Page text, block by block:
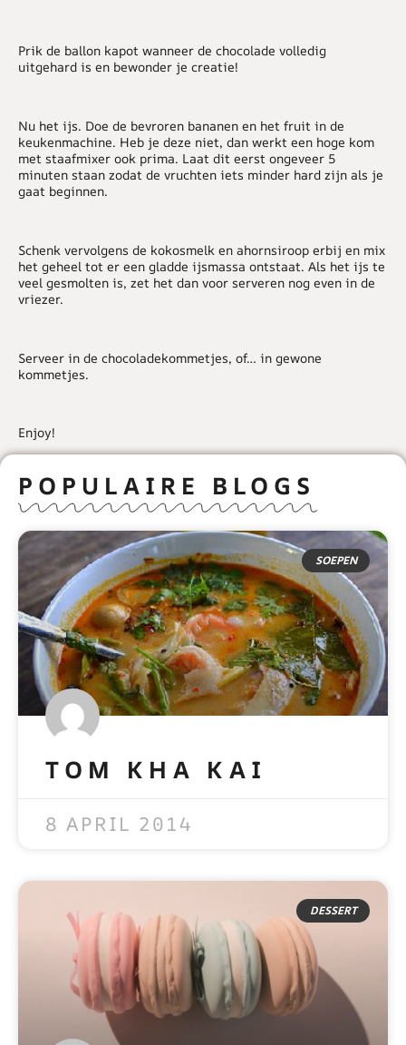
Prik de ballon kapot wanneer de chocolade volledig
uitgehard is en bewonder je creatie!
Nu het ijs. Doe de bevroren bananen en het fruit in de
keukenmachine. Heb je deze niet, dan werkt een hoge kom
met staafmixer ook prima. Laat dit eerst ongeveer 5
minuten staan zodat de vruchten iets minder hard zijn als je
gaat beginnen.
Schenk vervolgens de kokosmelk en ahornsiroop erbij en mix
het geheel tot er een gladde ijsmassa ontstaat. Als het ijs te
veel gesmolten is, zet het dan voor serveren nog even in de
vriezer.
Serveer in de chocoladekommetjes, of… in gewone
kommetjes.
Enjoy!
POPULAIRE BLOGS
SOEPEN
TOM KHA KAI
8 APRIL 2014
DESSERT